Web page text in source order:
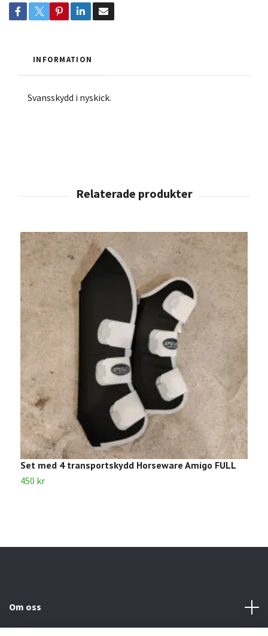
INFORMATION
Svansskydd i nyskick.
Set med 4 transportskydd Horseware Amigo FULL
450 kr
Om oss